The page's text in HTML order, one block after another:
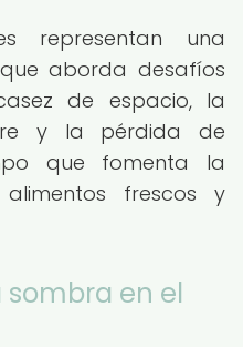
representan una
aborda desafíos
de espacio, la
y la pérdida de
que fomenta la
frescos y
en el